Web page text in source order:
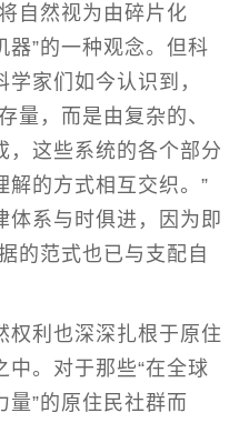
自然视为由碎片化
器”的一种观念。但科
家们如今认识到，
量，而是由复杂的、
，这些系统的各个部分
解的方式相互交织。”
体系与时俱进，因为即
的范式也已与支配自
权利也深深扎根于原住
中。对于那些“在全球
量”的原住民社群而